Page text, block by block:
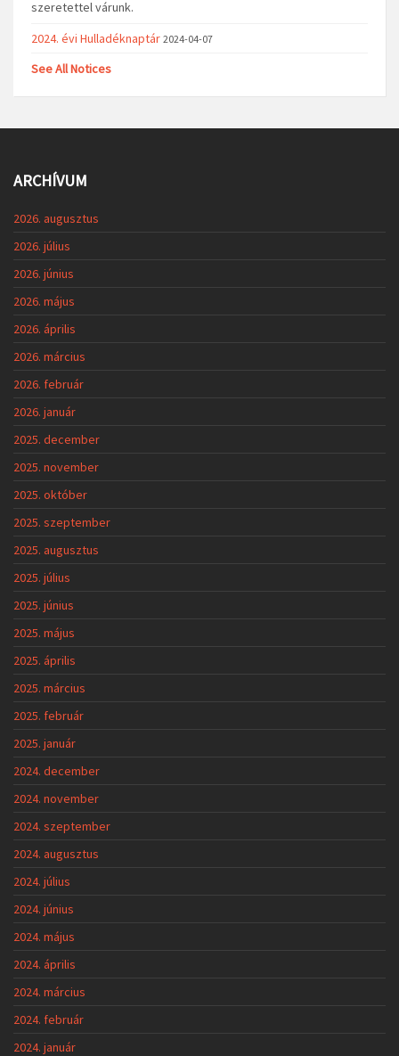
szeretettel várunk.
2024. évi Hulladéknaptár 2024-04-07
See All Notices
ARCHÍVUM
2026. augusztus
2026. július
2026. június
2026. május
2026. április
2026. március
2026. február
2026. január
2025. december
2025. november
2025. október
2025. szeptember
2025. augusztus
2025. július
2025. június
2025. május
2025. április
2025. március
2025. február
2025. január
2024. december
2024. november
2024. szeptember
2024. augusztus
2024. július
2024. június
2024. május
2024. április
2024. március
2024. február
2024. január